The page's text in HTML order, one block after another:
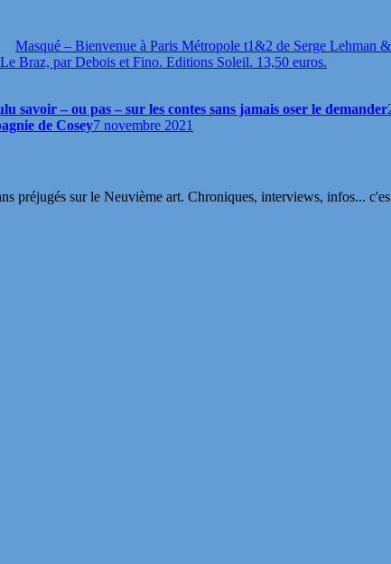
Masqué – Bienvenue à Paris Métropole t1&2 de Serge Lehman
Braz, par Debois et Fino. Editions Soleil. 13,50 euros.
– ou pas – sur les contes sans jamais oser le demander
de Cosey7 novembre 2021
préjugés sur le Neuvième art. Chroniques, interviews, infos...